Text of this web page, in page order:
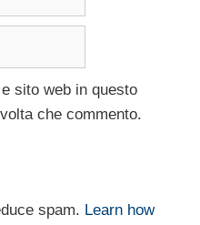
sito web in questo
che commento.
spam. Learn how